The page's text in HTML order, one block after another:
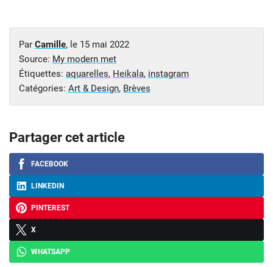
Par Camille, le 15 mai 2022
Source: My modern met
Étiquettes: aquarelles, Heikala, instagram
Catégories: Art & Design, Brèves
Partager cet article
FACEBOOK
LINKEDIN
PINTEREST
X
WHATSAPP